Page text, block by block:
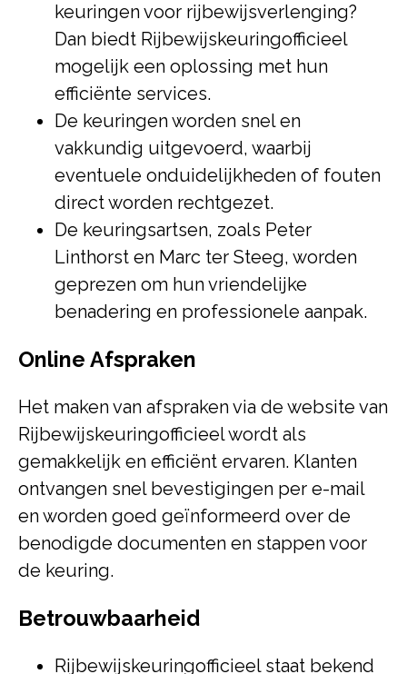
keuringen voor rijbewijsverlenging?
Dan biedt Rijbewijskeuringofficieel
mogelijk een oplossing met hun
efficiënte services.
De keuringen worden snel en
vakkundig uitgevoerd, waarbij
eventuele onduidelijkheden of fouten
direct worden rechtgezet.
De keuringsartsen, zoals Peter
Linthorst en Marc ter Steeg, worden
geprezen om hun vriendelijke
benadering en professionele aanpak.
Online Afspraken
Het maken van afspraken via de website van
Rijbewijskeuringofficieel wordt als
gemakkelijk en efficiënt ervaren. Klanten
ontvangen snel bevestigingen per e-mail
en worden goed geïnformeerd over de
benodigde documenten en stappen voor
de keuring.
Betrouwbaarheid
Rijbewijskeuringofficieel staat bekend